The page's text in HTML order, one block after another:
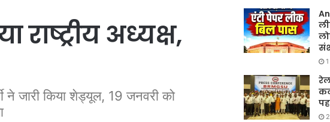
अध्यक्ष,
ने जारी किया शेड्यूल, 19 जनवरी को